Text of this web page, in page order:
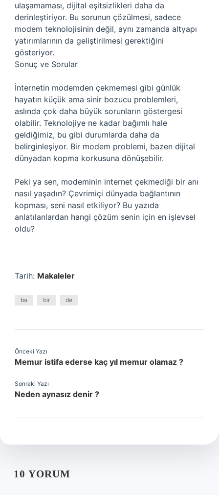
ulaşamaması, dijital eşitsizlikleri daha da
derinleştiriyor. Bu sorunun çözülmesi, sadece
modem teknolojisinin değil, aynı zamanda altyapı
yatırımlarının da geliştirilmesi gerektiğini
gösteriyor.
Sonuç ve Sorular
İnternetin modemden çekmemesi gibi günlük
hayatın küçük ama sinir bozucu problemleri,
aslında çok daha büyük sorunların göstergesi
olabilir. Teknolojiye ne kadar bağımlı hale
geldiğimiz, bu gibi durumlarda daha da
belirginleşiyor. Bir modem problemi, bazen dijital
dünyadan kopma korkusuna dönüşebilir.
Peki ya sen, modeminin internet çekmediği bir anı
nasıl yaşadın? Çevrimiçi dünyada bağlantının
kopması, seni nasıl etkiliyor? Bu yazıda
anlatılanlardan hangi çözüm senin için en işlevsel
oldu?
Tarih: Makaleler
ba bir de
Önceki Yazı
Memur istifa ederse kaç yıl memur olamaz ?
Sonraki Yazı
Neden aynasız denir ?
10 YORUM